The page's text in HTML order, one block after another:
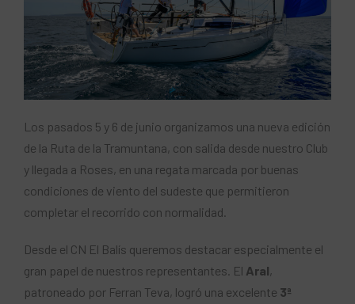
Los pasados 5 y 6 de junio organizamos una nueva edición
de la Ruta de la Tramuntana, con salida desde nuestro Club
y llegada a Roses, en una regata marcada por buenas
condiciones de viento del sudeste que permitieron
completar el recorrido con normalidad.
Desde el CN El Balís queremos destacar especialmente el
gran papel de nuestros representantes. El Aral,
patroneado por Ferran Teva, logró una excelente 3ª